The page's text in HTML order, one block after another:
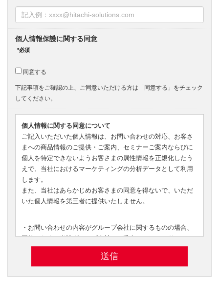
個人情報保護に関する同意
同意する
下記事項をご確認の上、ご同意いただける方は「同意する」をチェック
してください。
個人情報に関する同意について
ご記入いただいた個人情報は、お問い合わせの対応、お客さ
まへの商品情報のご提供・ご案内、セミナーご案内ならびに
個人を特定できないようお客さまの属性情報を正規化したう
えで、当社におけるマーケティングの分析データとして利用
します。
また、当社はあらかじめお客さまの同意を得ないで、いただ
いた個人情報を第三者に提供いたしません。
・お問い合わせの内容がグループ会社に関するものの場合、
回答のために当該グループ会社へ、氏名、メールアドレス、
問い合わせ管理システム内またはメールで転送し、当該